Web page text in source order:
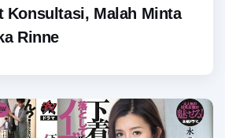
Konsultasi, Malah Minta
Rinne